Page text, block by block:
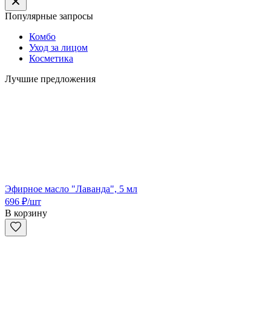
Популярные запросы
Комбо
Уход за лицом
Косметика
Лучшие предложения
Эфирное масло "Лаванда", 5 мл
696 ₽/шт
В корзину